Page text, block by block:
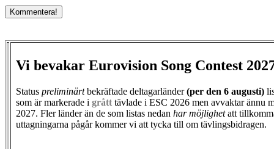
Vi bevakar Eurovision Song Contest
Status preliminärtbekräftade deltagarländer(per den 6 augusti)
som är markerade i grått tävlade i ESC 2026 men avvaktar ännu
2027. Fler länder än de som listas nedan har möjlighetatt
uttagningarna pågår kommer vi att tycka till om tävlingsbidragen.